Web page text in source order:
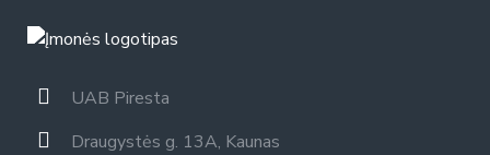
UAB Piresta
Draugystės g. 13A, Kaunas